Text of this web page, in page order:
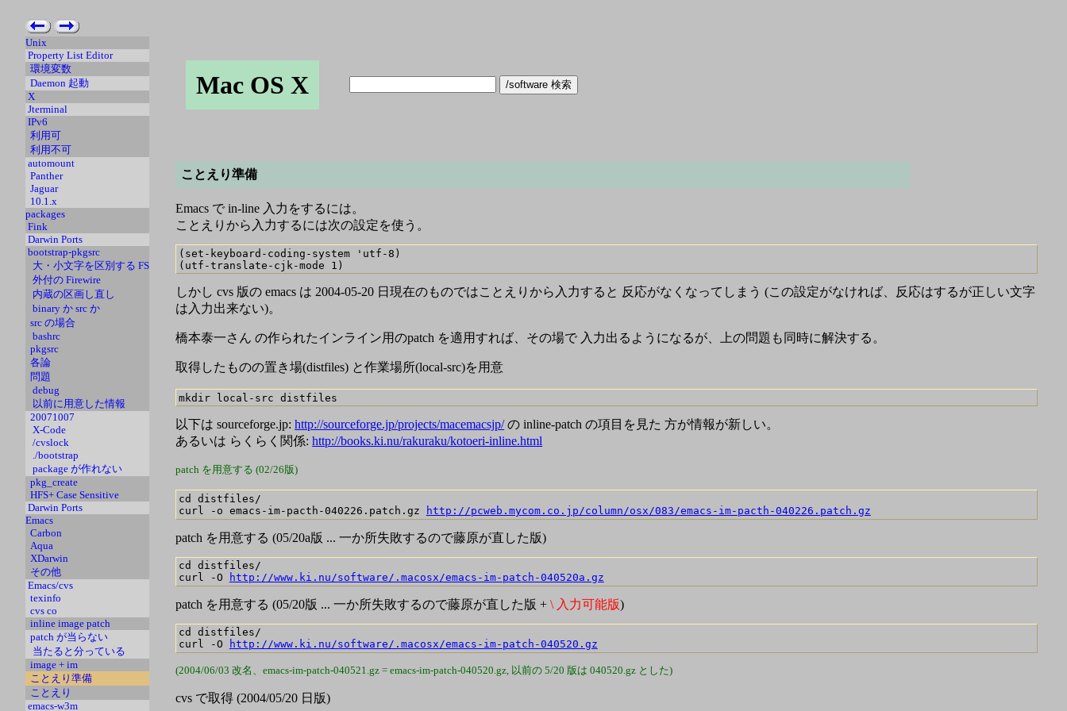
Unix
Property List Editor
環境変数
Daemon 起動
X
Jterminal
IPv6
利用可
利用不可
automount
Panther
Jaguar
10.1.x
packages
Fink
Darwin Ports
bootstrap-pkgsrc
大・小文字を区別する FS
外付の Firewire
内蔵の区画し直し
binary か src か
src の場合
bashrc
pkgsrc
各論
問題
debug
以前に用意した情報
20071007
X-Code
/cvslock
./bootstrap
package が作れない
pkg_create
HFS+ Case Sensitive
Darwin Ports
Emacs
Carbon
Aqua
XDarwin
その他
Emacs/cvs
texinfo
cvs co
inline image patch
patch が当らない
当たると分っている
image + im
ことえり準備
ことえり
emacs-w3m
Mac OS X
ことえり準備
Emacs で in-line 入力をするには。
ことえりから入力するには次の設定を使う。
(set-keyboard-coding-system 'utf-8)
しかし cvs 版の emacs は 2004-05-20 日現在のものではことえりから入力すると 反応がなくなってしまう (この設定がなければ、反応はするが正しい文字
は入力出来ない)。
橋本泰一さん の作られたインライン用のpatch を適用すれば、その場で 入力出るようになるが、上の問題も同時に解決する。
取得したものの置き場(distfiles) と作業場所(local-src)を用意
以下は sourceforge.jp:http://sourceforge.jp/projects/macemacsjp/の inline-patch の項目を見た 方が情報が新しい。
あるいは らくらく関係:http://books.ki.nu/rakuraku/kotoeri-inline.html
patch を用意する (02/26版)
cd distfiles/
curl -o emacs-im-pacth-040226.patch.gz
http://pcweb.mycom.co.jp/column/osx/083/emacs-im-pacth-040226.patch.gz
patch を用意する (05/20a版 ... 一か所失敗するので藤原が直した版)
cd distfiles/
curl -O
http://www.ki.nu/software/.macosx/emacs-im-patch-040520a.gz
patch を用意する (05/20版 ... 一か所失敗するので藤原が直した版 +\ 入力可能版)
cd distfiles/
curl -O
http://www.ki.nu/software/.macosx/emacs-im-patch-040520.gz
(2004/06/03 改名、emacs-im-patch-040521.gz = emacs-im-patch-040520.gz, 以前の 5/20 版は 040520.gz とした)
cvs で取得 (2004/05/20 日版)